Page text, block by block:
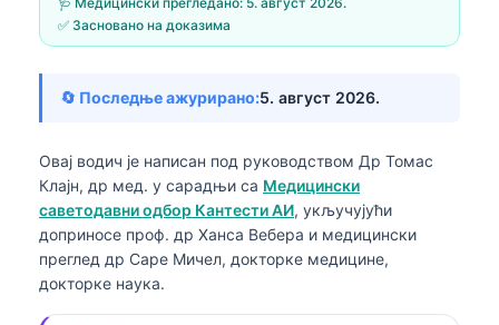
✅ Засновано на доказима
🔄 Последње ажурирано:5. август 2026.
Овај водич је написан под руководством Др Томас
Клајн, др мед. у сарадњи са Медицински
саветодавни одбор Кантести АИ, укључујући
доприносе проф. др Ханса Вебера и медицински
преглед др Саре Мичел, докторке медицине,
докторке наука.